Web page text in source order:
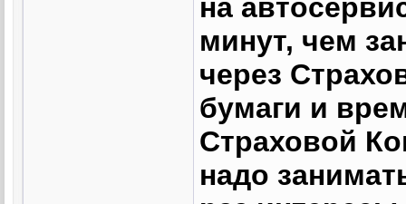
на
минут, чем
через
бумаги и
Страховой
надо